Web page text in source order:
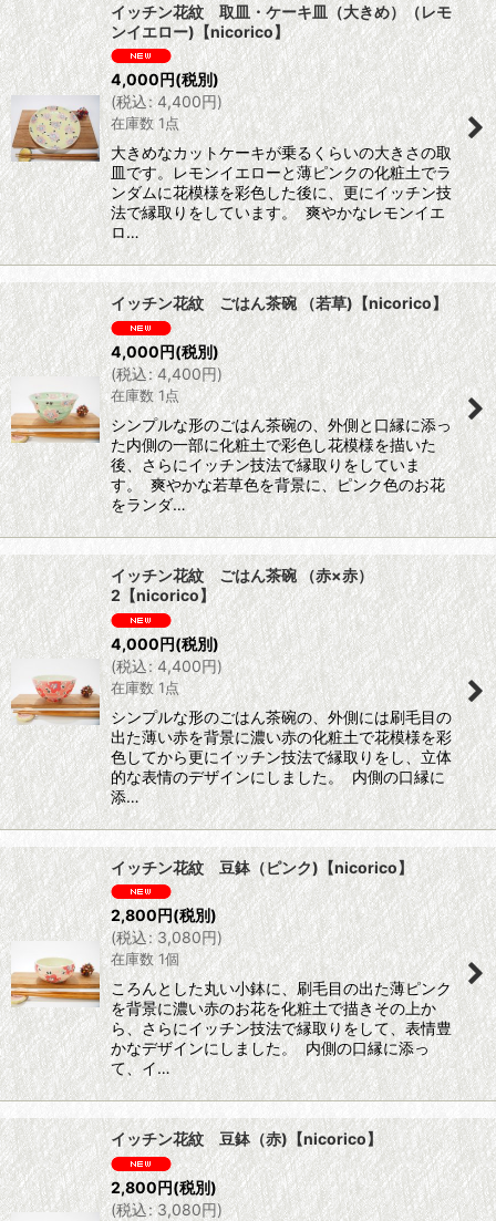
イッチン花紋 取皿・ケーキ皿（大きめ）（レモ
ンイエロー)【nicorico】
4,000円(税別)
(税込: 4,400円)
在庫数 1点
大きめなカットケーキが乗るくらいの大きさの取
皿です。レモンイエローと薄ピンクの化粧土でラ
ンダムに花模様を彩色した後に、更にイッチン技
法で縁取りをしています。 爽やかなレモンイエ
ロ…
イッチン花紋 ごはん茶碗 （若草)【nicorico】
4,000円(税別)
(税込: 4,400円)
在庫数 1点
シンプルな形のごはん茶碗の、外側と口縁に添っ
た内側の一部に化粧土で彩色し花模様を描いた
後、さらにイッチン技法で縁取りをしていま
す。 爽やかな若草色を背景に、ピンク色のお花
をランダ…
イッチン花紋 ごはん茶碗 （赤×赤）
2【nicorico】
4,000円(税別)
(税込: 4,400円)
在庫数 1点
シンプルな形のごはん茶碗の、外側には刷毛目の
出た薄い赤を背景に濃い赤の化粧土で花模様を彩
色してから更にイッチン技法で縁取りをし、立体
的な表情のデザインにしました。 内側の口縁に
添…
イッチン花紋 豆鉢（ピンク)【nicorico】
2,800 円(税別)
(税込: 3,080円)
在庫数 1個
ころんとした丸い小鉢に、刷毛目の出た薄ピンク
を背景に濃い赤のお花を化粧土で描きその上か
ら、さらにイッチン技法で縁取りをして、表情豊
かなデザインにしました。 内側の口縁に添っ
て、イ…
イッチン花紋 豆鉢（赤)【nicorico】
2,800円(税別)
(税込: 3,080円)